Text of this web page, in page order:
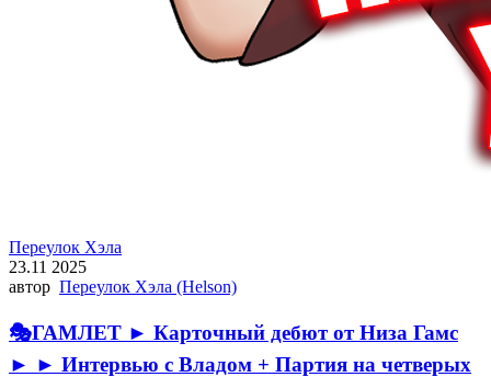
Переулок Хэла
23.11 2025
автор Переулок Хэла (Helson)
🎭ГАМЛЕТ ► Карточный дебют от Низа Гамс
► ► Интервью с Владом + Партия на четверых